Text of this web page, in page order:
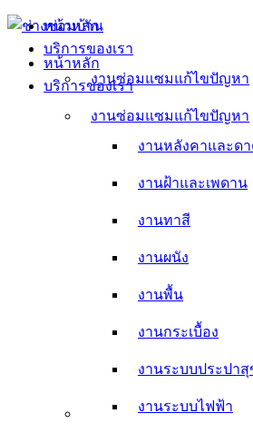
Skip
content
หน้าหลัก
บริการของเรา
งานซ่อมแซมแก้ไขปัญหา
งานหลังคาและด
งานฝ้าและเพดาน
งานทาสี
งานผนัง
งานพื้น
งานกระเบื้อง
งานระบบประปา
งานระบบไฟฟ้า
หน้าหลัก
บริการของเรา
งานซ่อมแซมแก้ไขปัญหา
งานหลังคาและดา
งานฝ้าและเพดาน
งานทาสี
งานผนัง
งานพื้น
งานกระเบื้อง
งานระบบประปา
งานระบบไฟฟ้า
งานต่อเติม ปรับปรุง รีโนเ